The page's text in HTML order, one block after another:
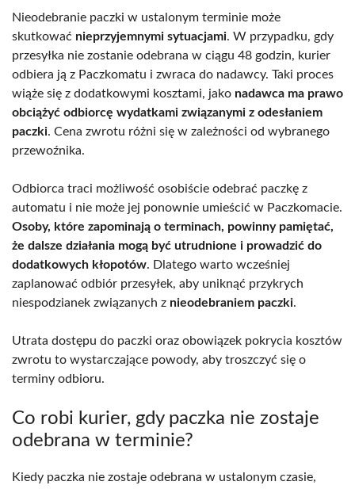
Nieodebranie paczki w ustalonym terminie może
skutkować nieprzyjemnymi sytuacjami. W przypadku, gdy
przesyłka nie zostanie odebrana w ciągu 48 godzin, kurier
odbiera ją z Paczkomatu i zwraca do nadawcy. Taki proces
wiąże się z dodatkowymi kosztami, jako nadawca ma prawo
obciążyć odbiorcę wydatkami związanymi z odesłaniem
paczki. Cena zwrotu różni się w zależności od wybranego
przewoźnika.
Odbiorca traci możliwość osobiście odebrać paczkę z
automatu i nie może jej ponownie umieścić w Paczkomacie.
Osoby, które zapominają o terminach, powinny pamiętać,
że dalsze działania mogą być utrudnione i prowadzić do
dodatkowych kłopotów. Dlatego warto wcześniej
zaplanować odbiór przesyłek, aby uniknąć przykrych
niespodzianek związanych z nieodebraniem paczki.
Utrata dostępu do paczki oraz obowiązek pokrycia kosztów
zwrotu to wystarczające powody, aby troszczyć się o
terminy odbioru.
Co robi kurier, gdy paczka nie zostaje
odebrana w terminie?
Kiedy paczka nie zostaje odebrana w ustalonym czasie,